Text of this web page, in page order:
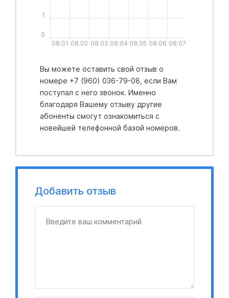
08.01 08.02 08.03 08.04 08.05 08.06 08.07
0
1
Вы можете оставить свой отзыв о
номере +7 (960) 036-79-08, если Вам
поступал с него звонок. Именно
благодаря Вашему отзыву другие
абоненты смогут ознакомиться с
новейшей телефонной базой номеров.
Добавить отзыв